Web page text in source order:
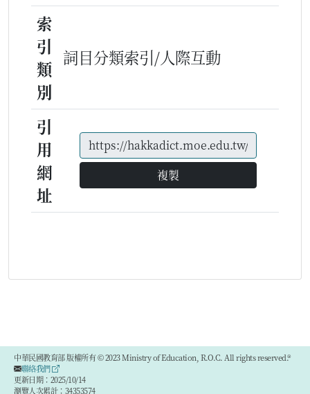
索
引
類
別
詞目分類索引/人際互動
引
用
網
址
複製
中華民國教育部 版權所有 © 2023 Ministry of Education, R.O.C. All rights reserved.®
聯絡我們
更新日期：2025/10/14
瀏覽人次累計：34353574